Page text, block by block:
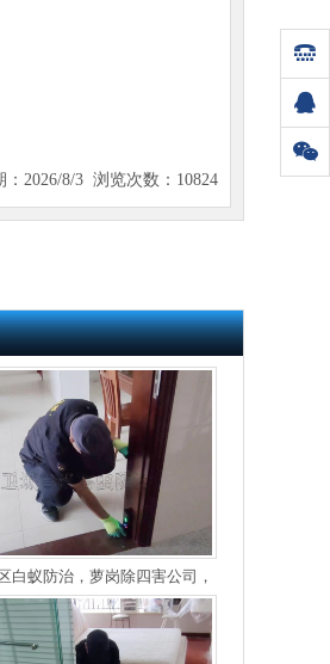
料,大肆破坏木装修。
：2026/8/3 浏览次数：10824
白蚁防治，萝岗除四害公司，
装修防白蚁【白蚁协会资质单
位】